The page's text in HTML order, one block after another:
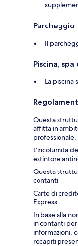
Parcheggio
Il
Piscina,
La piscina
Questa
affitta in
professionale.
L'incolumità
estintore
Questa
contanti.
Carte di
Express
In base alla
in contanti
informazioni,
recapiti